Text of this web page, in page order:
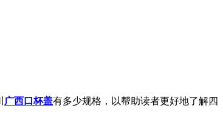
广西口杯盖有多少规格，以帮助读者更好地了解四